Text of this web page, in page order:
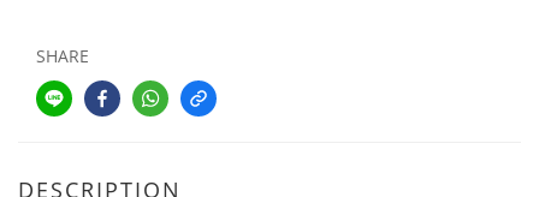
SHARE
DESCRIPTION